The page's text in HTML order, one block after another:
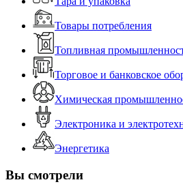
Товары потребления
Топливная
Торговое и банковское
Химическая
Электроника и
Энергетика
Вы смотрели